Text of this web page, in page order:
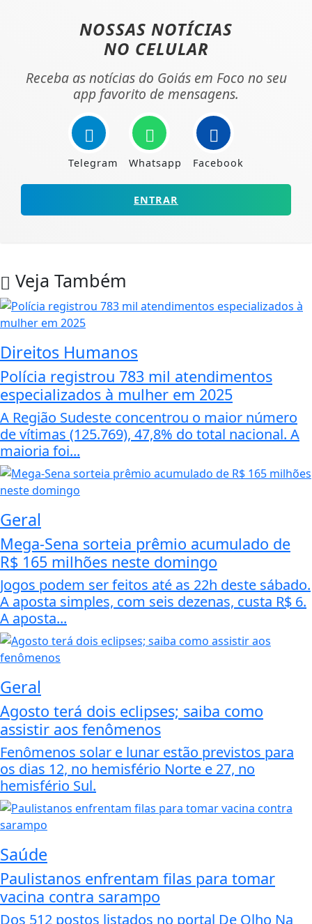
NOSSAS NOTÍCIAS
NO CELULAR
Receba as notícias do Goiás em Foco no seu
app favorito de mensagens.
Telegram Whatsapp Facebook
ENTRAR
Veja Também
Direitos Humanos
Polícia registrou 783 mil atendimentos
especializados à mulher em 2025
A Região Sudeste concentrou o maior número
de vítimas (125.769), 47,8% do total nacional. A
maioria foi...
Geral
Mega-Sena sorteia prêmio acumulado de
R$ 165 milhões neste domingo
Jogos podem ser feitos até as 22h deste sábado.
A aposta simples, com seis dezenas, custa R$ 6.
A aposta...
Geral
Agosto terá dois eclipses; saiba como
assistir aos fenômenos
Fenômenos solar e lunar estão previstos para
os dias 12, no hemisfério Norte e 27, no
hemisfério Sul.
Saúde
Paulistanos enfrentam filas para tomar
vacina contra sarampo
Dos 512 postos listados no portal De Olho Na